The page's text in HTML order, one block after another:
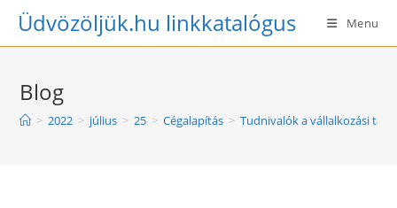
SkipÜdvözöljük.hu linkkatalógus Menu
Blog
> 2022 > július > 25 > Cégalapítás > Tudnivalók a vállalkozási